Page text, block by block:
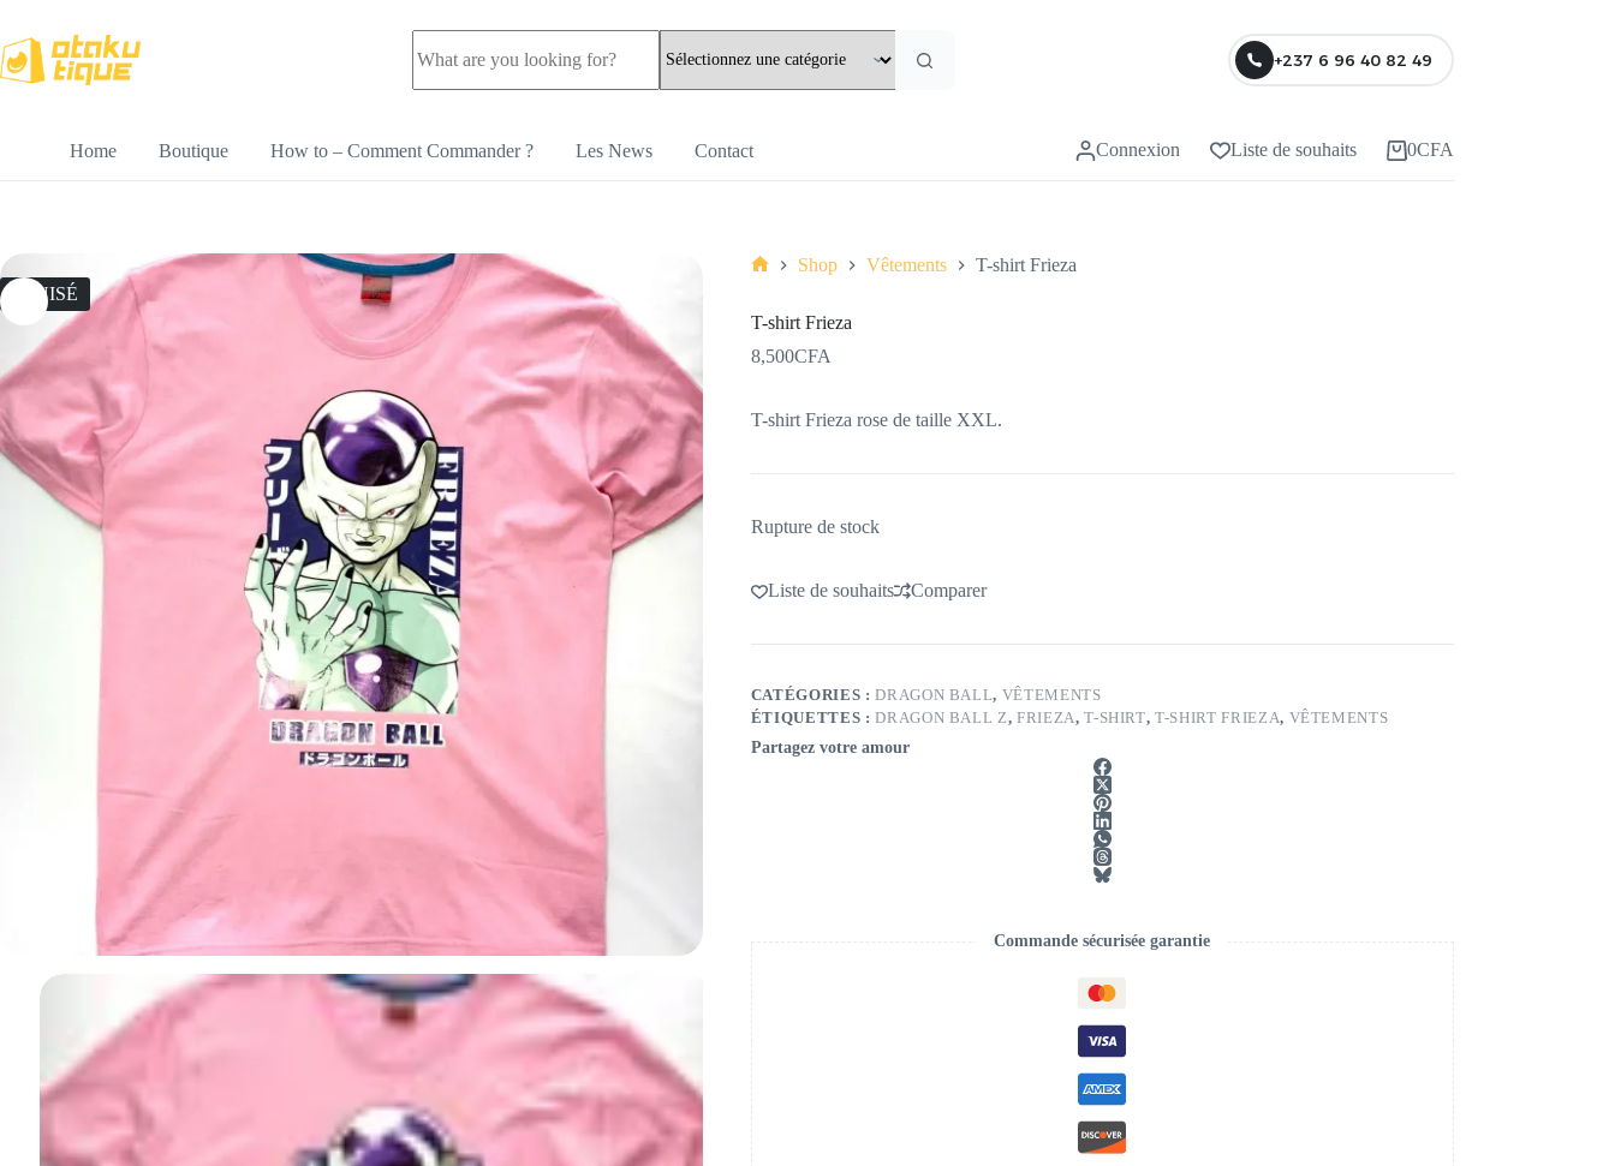
+237 6 96 40 82 49
Home Boutique How to – Comment Commander ? Les News Contact Connexion Liste de souhaits 0CFA
ÉPUISÉ
Shop Vêtements T-shirt Frieza
T-shirt Frieza
8,500CFA
T-shirt Frieza rose de taille XXL.
Rupture de stock
Liste de souhaits Comparer
CATÉGORIES :DRAGON BALL, VÊTEMENTS
ÉTIQUETTES :DRAGON BALL Z,FRIEZA,T-SHIRT,T-SHIRT FRIEZA, VÊTEMENTS
Partagez votre amour
Commande sécurisée garantie